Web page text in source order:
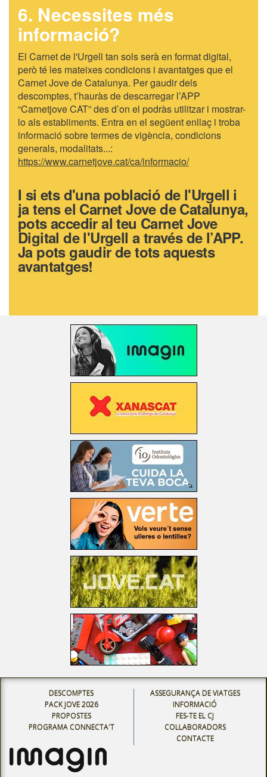
6. Necessites més
informació?
El Carnet de l'Urgell tan sols serà en format digital,
però té les mateixes condicions i avantatges que el
Carnet Jove de Catalunya. Per gaudir dels
descomptes, t’hauràs de descarregar l’APP
“Carnetjove CAT” des d’on el podràs utilitzar i mostrar-
lo als establiments. Entra en el següent enllaç i troba
informació sobre termes de vigència, condicions
generals, modalitats...:
https://www.carnetjove.cat/ca/informacio/
I si ets d'una població de l'Urgell i
ja tens el Carnet Jove de Catalunya,
pots accedir al teu Carnet Jove
Digital de l'Urgell a través de l’APP.
Ja pots gaudir de tots aquests
avantatges!
DESCOMPTES
PACK JOVE 2026
PROPOSTES
PROGRAMA CONNECTA'T
ASSEGURANÇA DE VIATGES
INFORMACIÓ
FES-TE EL CJ
COL·LABORADORS
CONTACTE